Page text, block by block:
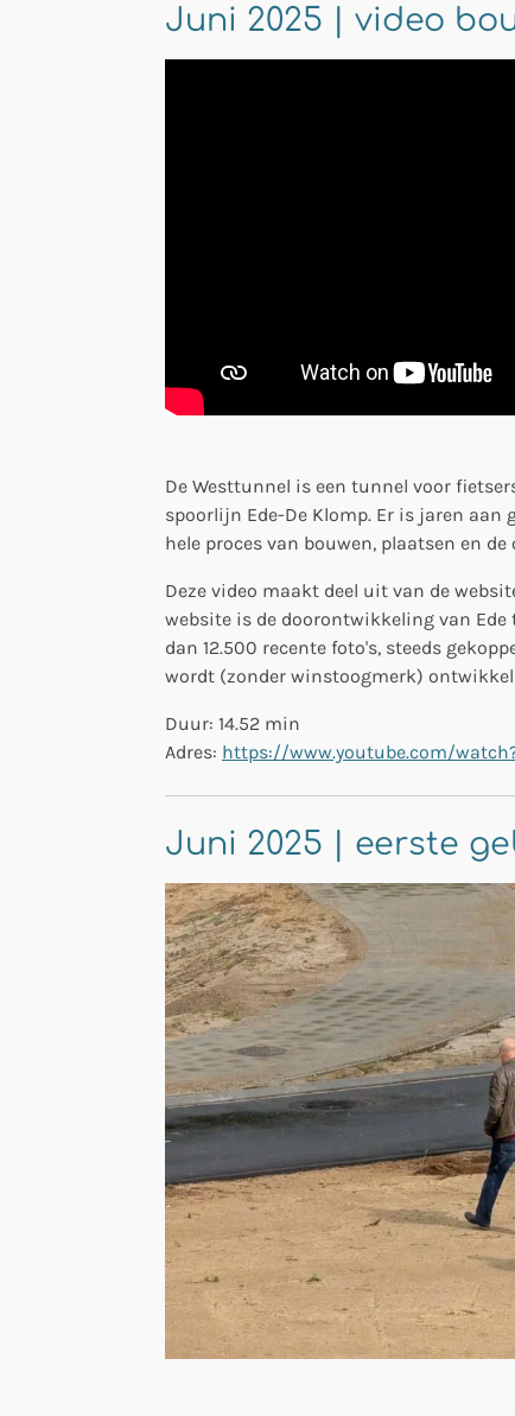
Juni 2025 | video
De Westtunnel is een tunnel voor
spoorlijn Ede-De Klomp. Er is jaren aan
hele proces van bouwen, plaatsen en de
Deze video maakt deel uit van de
website is de doorontwikkeling van Ede
dan 12.500 recente foto's, steeds
wordt (zonder winstoogmerk)
Duur: 14.52 min
Adres: https://www.youtube.com/
Juni 2025 | eerste